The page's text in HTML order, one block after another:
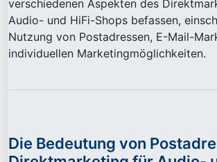
verschiedenen Aspekten des
Audio- und HiFi-Shops befassen,
Nutzung von Postadressen, E-Mail-
individuellen Marketingmöglichkeiten.
Die Bedeutung von